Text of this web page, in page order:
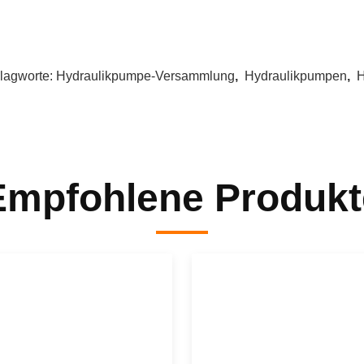
können wir Qualität garantieren?
sind seit 22 Jahren in der Baumaschinenindustrie tätig und sind ein
Baumaschinenwartungsteam2. Wir haben ein professionelles